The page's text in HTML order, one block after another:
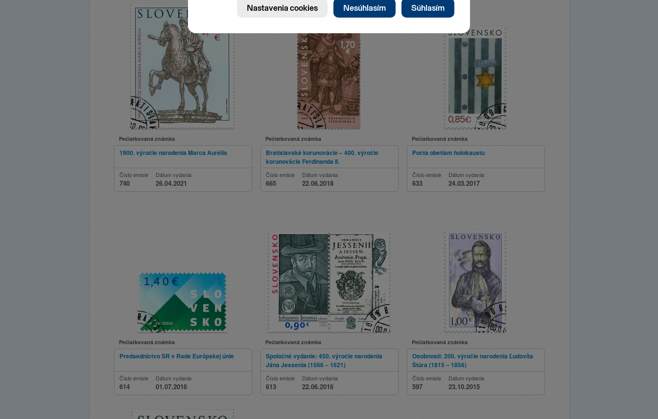
Pečiatkovaná známka
1900. výročie narodenia Marca Aurélia
Číslo emisie
740
Dátum vydania
26.04.2021
Pečiatkovaná známka
Bratislavské korunovácie – 400. výročie
korunovácie Ferdinanda II.
Číslo emisie
665
Dátum vydania
22.06.2018
Pečiatkovaná známka
Pocta obetiam holokaustu
Číslo emisie
633
Dátum vydania
24.03.2017
Pečiatkovaná známka
Predsedníctvo SR v Rade Európskej únie
Číslo emisie
614
Dátum vydania
01.07.2016
Pečiatkovaná známka
Spoločné vydanie: 450. výročie narodenia
Jána Jessenia (1566 – 1621)
Číslo emisie
613
Dátum vydania
22.06.2016
Pečiatkovaná známka
Osobnosti: 200. výročie narodenia Ľudovíta
Štúra (1815 – 1856)
Číslo emisie
597
Dátum vydania
23.10.2015